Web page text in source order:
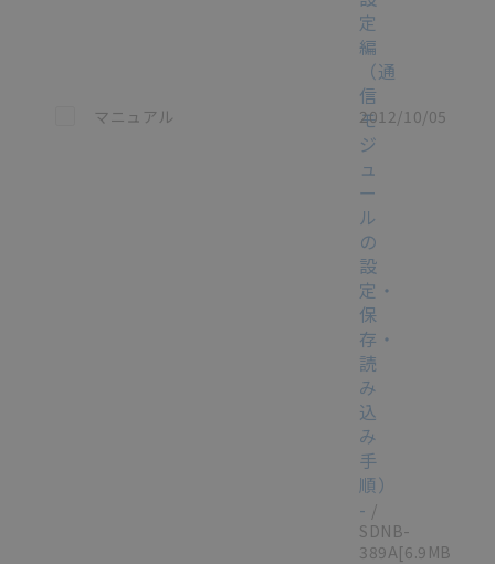
この資料を選択
マニュアル
定
編
（通
信
モ
ジ
ュ
ー
ル
の
設
定・
保
存・
読
み
込
み
手
順）
- /
SDNB-
389A[6.9MB]
2012/10/05